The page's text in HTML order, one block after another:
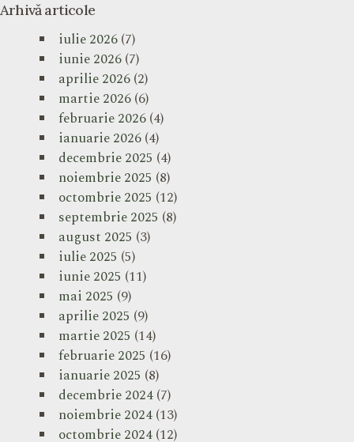
Arhivă articole
iulie 2026(7)
iunie 2026(7)
aprilie 2026(2)
martie 2026(6)
februarie 2026(4)
ianuarie 2026(4)
decembrie 2025 (4)
noiembrie 2025 (8)
octombrie 2025 (12)
septembrie 2025 (8)
august 2025 (3)
iulie 2025 (5)
iunie 2025 (11)
mai 2025 (9)
aprilie 2025 (9)
martie 2025 (14)
februarie 2025 (16)
ianuarie 2025 (8)
decembrie 2024(7)
noiembrie 2024(13)
octombrie 2024(12)